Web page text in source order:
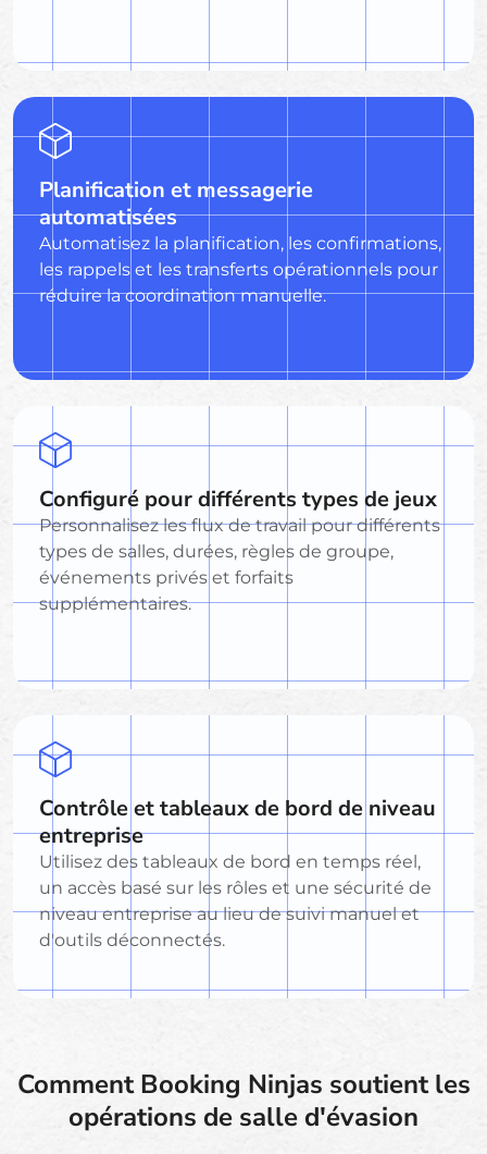
Planification et messagerie
automatisées
Automatisez la planification, les confirmations,
les rappels et les transferts opérationnels pour
réduire la coordination manuelle.
Configuré pour différents types de jeux
Personnalisez les flux de travail pour différents
types de salles, durées, règles de groupe,
événements privés et forfaits
supplémentaires.
Contrôle et tableaux de bord de niveau
entreprise
Utilisez des tableaux de bord en temps réel,
un accès basé sur les rôles et une sécurité de
niveau entreprise au lieu de suivi manuel et
d'outils déconnectés.
Comment Booking Ninjas soutient les
opérations de salle d'évasion